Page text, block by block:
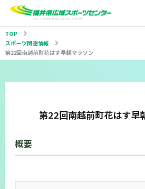
TOP
スポーツ関連情報
第22回南越前町花はす早朝マラソン
第22回南越前町花はす早
概要